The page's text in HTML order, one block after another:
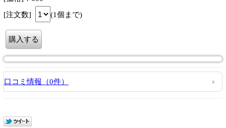
[注文数]
(1個まで)
口コミ情報（0件）